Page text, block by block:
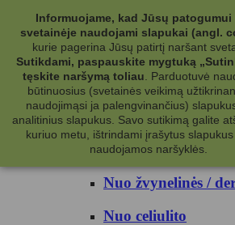
Kategorijos
Kosmetika
Kūno priežiūrai
Nuo prakaito
Kūno prausikliai
Nuo žvynelinės /
Nuo celiulito
Informuojame, kad Jūsų patogumui
svetainėje naudojami slapukai (angl.
kurie pagerina Jūsų patirtį naršant
Sutikdami, paspauskite mygtuką
tęskite naršymą toliau
Parduotuvė
būtinuosius (svetainės veikimą
naudojimąsi ja palengvinančius)
analitinius slapukus. Savo sutikimą galite
kuriuo metu, ištrindami įrašytus
naudojamos naršyklės.